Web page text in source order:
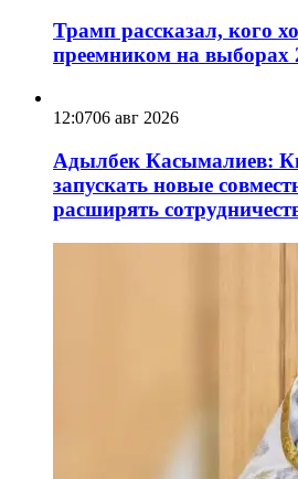
Трамп рассказал, кого
преемником на выборах
12:0706 авг 2026
Адылбек Касымалиев:
запускать новые
расширять